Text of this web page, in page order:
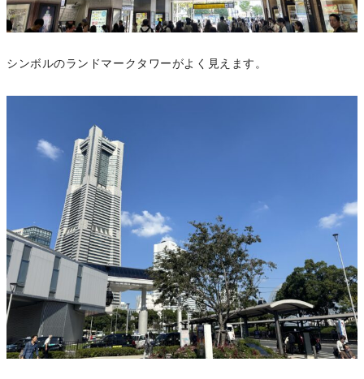
シンボルのランドマークタワーがよく見えます。